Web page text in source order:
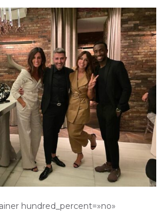
hundred_percent=»no»